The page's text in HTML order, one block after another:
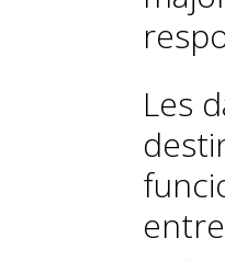
Les